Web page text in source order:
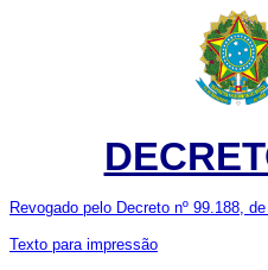
Revogado pelo Decreto nº 99.188,
Texto para impressão